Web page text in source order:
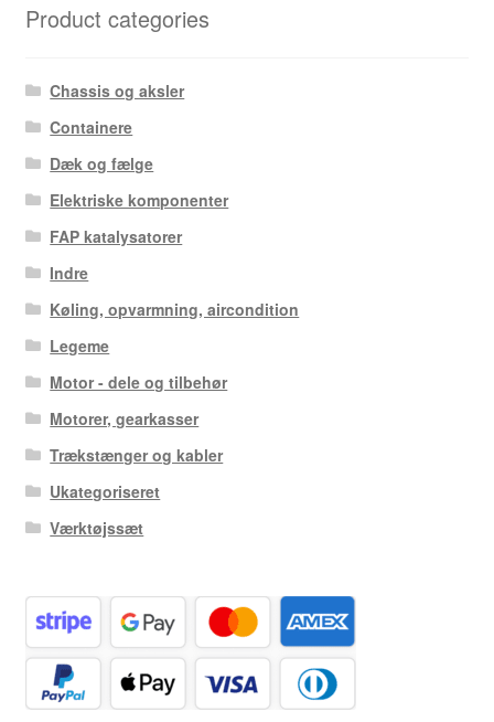
Product categories
Chassis og aksler
Containere
Dæk og fælge
Elektriske komponenter
FAP katalysatorer
Indre
Køling, opvarmning, aircondition
Legeme
Motor - dele og tilbehør
Motorer, gearkasser
Trækstænger og kabler
Ukategoriseret
Værktøjssæt